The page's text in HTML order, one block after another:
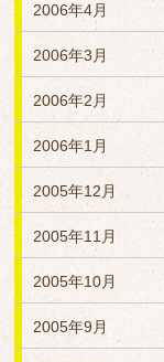
2006年4月
2006年3月
2006年2月
2006年1月
2005年12月
2005年11月
2005年10月
2005年9月